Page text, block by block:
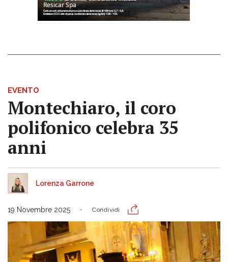
EVENTO
Montechiaro, il coro
polifonico celebra 35
anni
Lorenza Garrone
19 Novembre 2025 Condividi